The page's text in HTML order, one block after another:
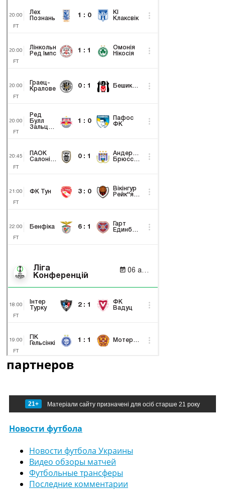
партнеров
21+ Матеріали сайту призначені для осіб старше 21 року
Новости футбола
Новости футбола Украины
Видео обзоры матчей
Футбольные трансферы
Последние комментарии